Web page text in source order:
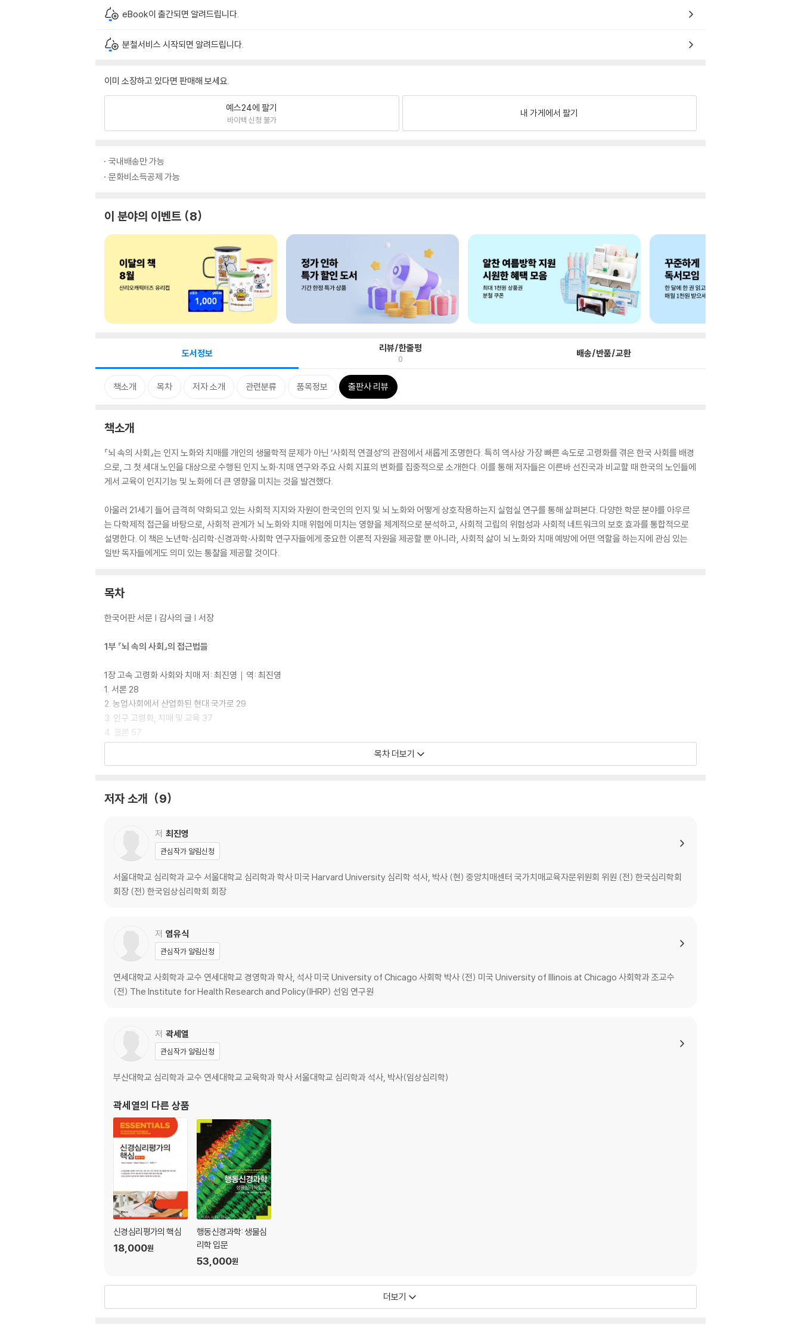
eBook이 출간되면 알려드립니다.
분철서비스 시작되면 알려드립니다.
이미 소장하고 있다면 판매해 보세요.
예스24에 팔기
바이백 신청 불가
내 가게에서 팔기
국내배송만 가능
문화비소득공제 가능
이 분야의 이벤트 8
도서정보 리뷰/한줄평
0 배송/반품/교환
책소개 목차 저자 소개 관련분류 품목정보 출판사 리뷰
책소개
『뇌 속의 사회』는 인지 노화와 치매를 개인의 생물학적 문제가 아닌 ‘사회적 연결성’의 관점에서 새롭게 조명한다. 특히 역사상 가장 빠른 속도로 고령화를 겪은 한국 사회를 배경
으로, 그 첫 세대 노인을 대상으로 수행된 인지 노화·치매 연구와 주요 사회 지표의 변화를 집중적으로 소개한다. 이를 통해 저자들은 이른바 선진국과 비교할 때 한국의 노인들에
게서 교육이 인지기능 및 노화에 더 큰 영향을 미치는 것을 발견했다.
아울러 21세기 들어 급격히 약화되고 있는 사회적 지지와 자원이 한국인의 인지 및 뇌 노화와 어떻게 상호작용하는지 실험실 연구를 통해 살펴본다. 다양한 학문 분야를 아우르
는 다학제적 접근을 바탕으로, 사회적 관계가 뇌 노화와 치매 위험에 미치는 영향을 체계적으로 분석하고, 사회적 고립의 위험성과 사회적 네트워크의 보호 효과를 통합적으로
설명한다. 이 책은 노년학·심리학·신경과학·사회학 연구자들에게 중요한 이론적 자원을 제공할 뿐 아니라, 사회적 삶이 뇌 노화와 치매 예방에 어떤 역할을 하는지에 관심 있는
일반 독자들에게도 의미 있는 통찰을 제공할 것이다.
목차
한국어판 서문 | 감사의 글 | 서장
1부 『뇌 속의 사회』의 접근법들
1장 고속 고령화 사회와 치매 저: 최진영｜역: 최진영
1. 서론 28
2. 농업사회에서 산업화된 현대 국가로 29
3. 인구 고령화, 치매 및 교육 37
4. 결론 57
3. 한국과 미국의 사회연결망 위치 및 주관적 건강 수준 비교 78
5. 사회연결망, 바이오마커, 그리고 마음 88
3장 사회적 뇌와 사회적 지능, 그리고 웰빙 저: 설선혜, 조이수｜역: 설선혜
1. 서론 94
2. 소속 욕구: 근본적 인간 동기 95
5. 사회적 뇌와 노화 116
6. 사회적 뇌의 개인차와 웰빙 118
7. 결론 123
4장 인지적 노화, 사회적 고립의 유전체학 저: 이성하, 곽세열｜역: 이성하
3. 인지 노화의 유전체학 140
4. 사회적 위협 관련 유전자 발현 패턴의 보호 요인들 144
5. 향후 방향과 결론 144
5장 인지 노화와 치매의 생애과정적 접근 저: 최진영, 곽세열｜역: 최진영
1. 소개 154
2. 생애과정 전반에 걸쳐 조절할 수 있는 치매 위험 요인들 157
3. 인지 노화와 치매에서의 예비능, 회복탄력성과 저항 161
4. 노년기 사회적 연결과 인지 건강을 잇는 경로의 가설적 모형 171
5. 결론 173
6장 사회적 연결성과 뇌의 기능 저: 곽세열, 최진영, 염유식｜역: 곽세열
1. 뇌 건강의 지표들 182
2. 사회적 연결성과 뇌의 상관관계 185
3. 사회적 연결성의 풍부함을 설명하는 신경생물학적 기저 과정 188
5. 결론 196
목차 더보기
저자 소개 9
저 최진영
관심작가 알림신청
서울대학교 심리학과 교수 서울대학교 심리학과 학사 미국 Harvard University 심리학 석사, 박사 (현) 중앙치매센터 국가치매교육자문위원회 위원 (전) 한국심리학회
회장 (전) 한국임상심리학회 회장
저 염유식
관심작가 알림신청
연세대학교 사회학과 교수 연세대학교 경영학과 학사, 석사 미국 University of Chicago 사회학 박사 (전) 미국 University of Illinois at Chicago 사회학과 조교수
(전) The Institute for Health Research and Policy(IHRP) 선임 연구원
저 곽세열
관심작가 알림신청
부산대학교 심리학과 교수 연세대학교 교육학과 학사 서울대학교 심리학과 석사, 박사(임상심리학)
곽세열의 다른 상품
신경심리평가의 핵심
18,000원
행동신경과학: 생물심
리학 입문
53,000원
더보기